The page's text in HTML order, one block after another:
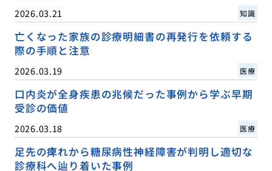
2026.03.21 知識
亡くなった家族の診療明細書の再発行を依頼する
際の手順と注意
2026.03.19 医療
口内炎が全身疾患の兆候だった事例から学ぶ早期
受診の価値
2026.03.18 医療
足先の痺れから糖尿病性神経障害が判明し適切な
診療科へ辿り着いた事例